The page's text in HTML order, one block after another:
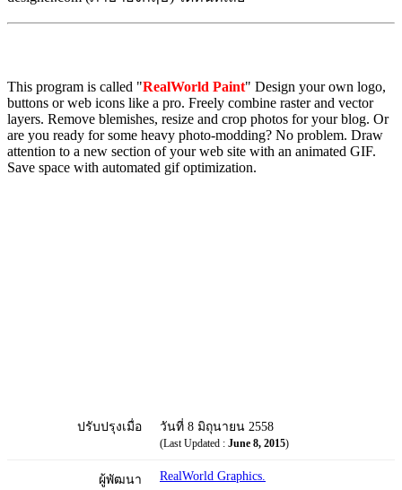
This program is called "RealWorld Paint" Design your own logo,
buttons or web icons like a pro. Freely combine raster and vector
layers. Remove blemishes, resize and crop photos for your blog. Or
are you ready for some heavy photo-modding? No problem. Draw
attention to a new section of your web site with an animated GIF.
Save space with automated gif optimization.
ปรับปรุงเมื่อ วันที่ 8 มิถุนายน 2558
(Last Updated : June 8, 2015)
ผู้พัฒนา RealWorld Graphics.